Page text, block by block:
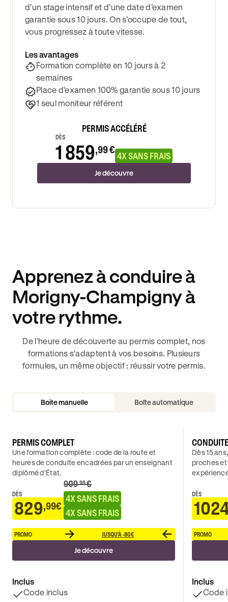
d’un stage intensif et d’une date d’examen
garantie sous 10 jours. On s’occupe de tout,
vous progressez à toute vitesse.
Les avantages
Formation complète en 10 jours à 2
semaines
Place d'examen 100% garantie sous 10 jours
1 seul moniteur référent
PERMIS ACCÉLÉRÉ
DÈS
1 859,99 €
4X SANS FRAIS
Je découvre
Apprenez à conduire à
Morigny-Champigny à
votre rythme.
De l’heure de découverte au permis complet, nos
formations s'adaptent à vos besoins. Plusieurs
formules, un même objectif : réussir votre permis.
Boite manuelle Boîte automatique
PERMIS COMPLET
Une formation complète : code de la route et
heures de conduite encadrées par un enseignant
diplômé d’État.
DÈS
829,99€
909.99€
4X SANS FRAIS
4X SANS FRAIS
PROMO JUSQU'À -80€
Je découvre
Inclus
Code inclus
Dès 15
proches
DÈS
PROMO
Inclus
Code